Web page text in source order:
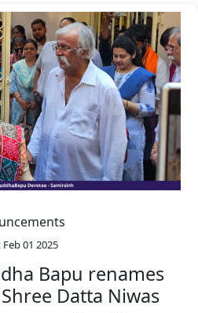
Feb 01 2025
Bapu renames
Datta Niwas